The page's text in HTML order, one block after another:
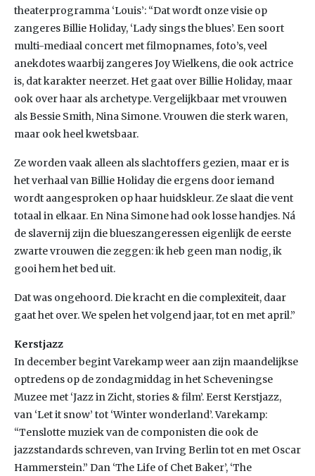
theaterprogramma ‘Louis’: “Dat wordt onze visie op
zangeres Billie Holiday, ‘Lady sings the blues’. Een soort
multi-mediaal concert met filmopnames, foto’s, veel
anekdotes waarbij zangeres Joy Wielkens, die ook actrice
is, dat karakter neerzet. Het gaat over Billie Holiday, maar
ook over haar als archetype. Vergelijkbaar met vrouwen
als Bessie Smith, Nina Simone. Vrouwen die sterk waren,
maar ook heel kwetsbaar.
Ze worden vaak alleen als slachtoffers gezien, maar er is
het verhaal van Billie Holiday die ergens door iemand
wordt aangesproken op haar huidskleur. Ze slaat die vent
totaal in elkaar. En Nina Simone had ook losse handjes. Ná
de slavernij zijn die blueszangeressen eigenlijk de eerste
zwarte vrouwen die zeggen: ik heb geen man nodig, ik
gooi hem het bed uit.
Dat was ongehoord. Die kracht en die complexiteit, daar
gaat het over. We spelen het volgend jaar, tot en met april.”
Kerstjazz
In december begint Varekamp weer aan zijn maandelijkse
optredens op de zondagmiddag in het Scheveningse
Muzee met ‘Jazz in Zicht, stories & film’. Eerst Kerstjazz,
van ‘Let it snow’ tot ‘Winter wonderland’. Varekamp:
“Tenslotte muziek van de componisten die ook de
jazzstandards schreven, van Irving Berlin tot en met Oscar
Hammerstein.” Dan ‘The Life of Chet Baker’, ‘The